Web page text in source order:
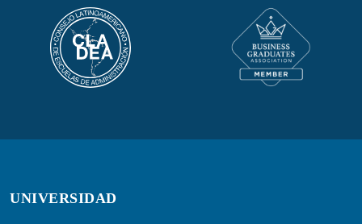
UNIVERSIDAD